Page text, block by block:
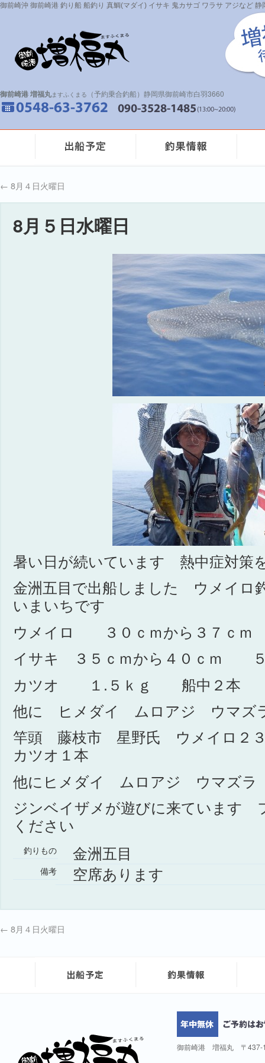
御前崎沖 御前崎港 釣り船 船釣り 真鯛(マダイ) イサキ 鬼カサゴ ワラサ アジなど
御前崎港 増福丸ますふくまる （予約乗合釣船）静岡県御前崎市白羽3660
← 8月４日火曜日
8月５日水曜日
暑い日が続いています 熱中症対策
金洲五目で出船しました ウメイロ
いまいちです
ウメイロ ３０ｃｍから３７ｃｍ
イサキ ３５ｃｍから４０ｃｍ ５
カツオ １.５ｋｇ 船中２本
他に ヒメダイ ムロアジ ウマズ
竿頭 藤枝市 星野氏 ウメイロ２
カツオ１本
他にヒメダイ ムロアジ ウマズ
ジンベイザメが遊びに来ています
ください
釣りもの 金洲五目
備考 空席あります
← 8月４日火曜日
御前崎港 増福丸 〒437-